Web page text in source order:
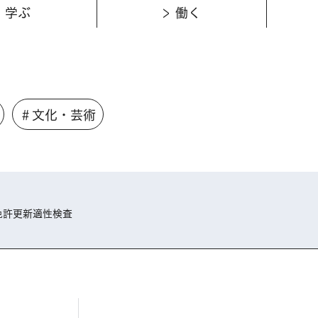
学ぶ 働く
＃文化・芸術
更新適性検査